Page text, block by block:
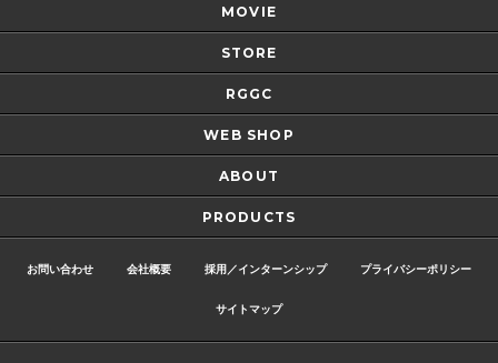
MOVIE
STORE
RGGC
WEB SHOP
ABOUT
PRODUCTS
お問い合わせ 会社概要 採用／インターンシップ プライバシーポリシー
サイトマップ